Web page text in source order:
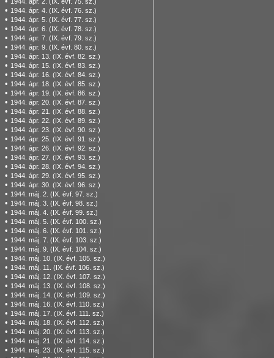
• 1944. ápr. 4. (IX. évf. 76. sz.)
• 1944. ápr. 5. (IX. évf. 77. sz.)
• 1944. ápr. 6. (IX. évf. 78. sz.)
• 1944. ápr. 7. (IX. évf. 79. sz.)
• 1944. ápr. 9. (IX. évf. 80. sz.)
• 1944. ápr. 13. (IX. évf. 82. sz.)
• 1944. ápr. 15. (IX. évf. 83. sz.)
• 1944. ápr. 16. (IX. évf. 84. sz.)
• 1944. ápr. 18. (IX. évf. 85. sz.)
• 1944. ápr. 19. (IX. évf. 86. sz.)
• 1944. ápr. 20. (IX. évf. 87. sz.)
• 1944. ápr. 21. (IX. évf. 88. sz.)
• 1944. ápr. 22. (IX. évf. 89. sz.)
• 1944. ápr. 23. (IX. évf. 90. sz.)
• 1944. ápr. 25. (IX. évf. 91. sz.)
• 1944. ápr. 26. (IX. évf. 92. sz.)
• 1944. ápr. 27. (IX. évf. 93. sz.)
• 1944. ápr. 28. (IX. évf. 94. sz.)
• 1944. ápr. 29. (IX. évf. 95. sz.)
• 1944. ápr. 30. (IX. évf. 96. sz.)
• 1944. máj. 2. (IX. évf. 97. sz.)
• 1944. máj. 3. (IX. évf. 98. sz.)
• 1944. máj. 4. (IX. évf. 99. sz.)
• 1944. máj. 5. (IX. évf. 100. sz.)
• 1944. máj. 6. (IX. évf. 101. sz.)
• 1944. máj. 7. (IX. évf. 103. sz.)
• 1944. máj. 9. (IX. évf. 104. sz.)
• 1944. máj. 10. (IX. évf. 105. sz.)
• 1944. máj. 11. (IX. évf. 106. sz.)
• 1944. máj. 12. (IX. évf. 107. sz.)
• 1944. máj. 13. (IX. évf. 108. sz.)
• 1944. máj. 14. (IX. évf. 109. sz.)
• 1944. máj. 16. (IX. évf. 110. sz.)
• 1944. máj. 17. (IX. évf. 111. sz.)
• 1944. máj. 18. (IX. évf. 112. sz.)
• 1944. máj. 20. (IX. évf. 113. sz.)
• 1944. máj. 21. (IX. évf. 114. sz.)
• 1944. máj. 23. (IX. évf. 115. sz.)